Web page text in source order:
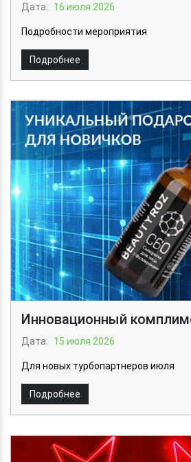
Дата: 16 июля 2026
Подробности мероприятия
Подробнее
Инновационный
Дата: 15 июля 2026
Для новых турбопартнеров июля
Подробнее